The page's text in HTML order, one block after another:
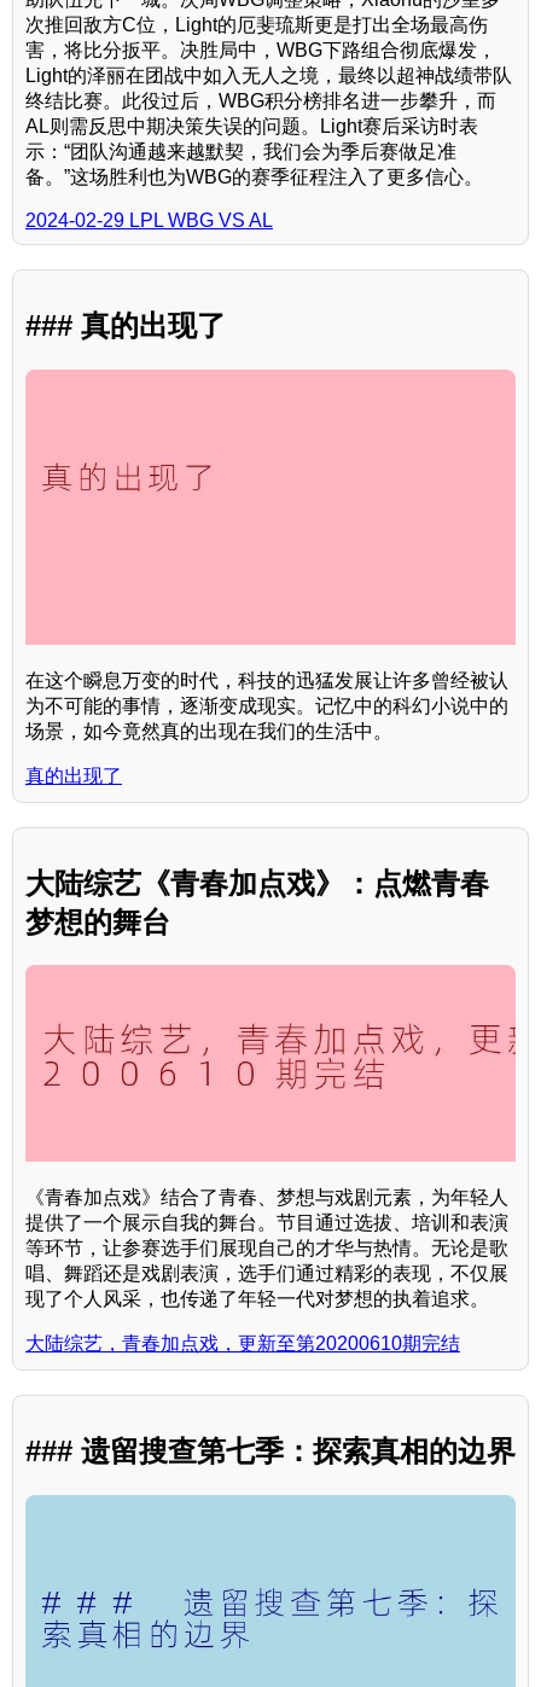
次推回敌方C位，Light的厄斐琉斯更是打出全场最高伤
害，将比分扳平。决胜局中，WBG下路组合彻底爆发，
Light的泽丽在团战中如入无人之境，最终以超神战绩带队
终结比赛。此役过后，WBG积分榜排名进一步攀升，而
AL则需反思中期决策失误的问题。Light赛后采访时表
示：“团队沟通越来越默契，我们会为季后赛做足准
备。”这场胜利也为WBG的赛季征程注入了更多信心。
2024-02-29 LPL WBG VS AL
### 真的出现了
在这个瞬息万变的时代，科技的迅猛发展让许多曾经被认
为不可能的事情，逐渐变成现实。记忆中的科幻小说中的
场景，如今竟然真的出现在我们的生活中。
真的出现了
大陆综艺《青春加点戏》：点燃青春
梦想的舞台
《青春加点戏》结合了青春、梦想与戏剧元素，为年轻人
提供了一个展示自我的舞台。节目通过选拔、培训和表演
等环节，让参赛选手们展现自己的才华与热情。无论是歌
唱、舞蹈还是戏剧表演，选手们通过精彩的表现，不仅展
现了个人风采，也传递了年轻一代对梦想的执着追求。
大陆综艺，青春加点戏，更新至第20200610期完结
### 遗留搜查第七季：探索真相的边界